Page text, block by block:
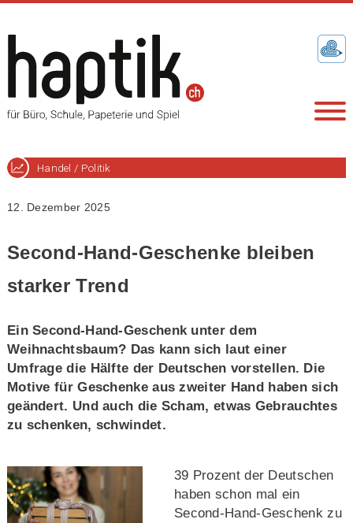
Handel / Politik
12. Dezember 2025
Second-Hand-Geschenke bleiben
starker Trend
Ein Second-Hand-Geschenk unter dem
Weihnachtsbaum? Das kann sich laut einer
Umfrage die Hälfte der Deutschen vorstellen. Die
Motive für Geschenke aus zweiter Hand haben sich
geändert. Und auch die Scham, etwas Gebrauchtes
zu schenken, schwindet.
39 Prozent der Deutschen
haben schon mal ein
Second-Hand-Geschenk zu